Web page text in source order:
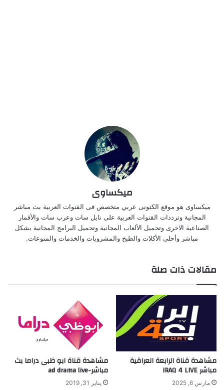
ميكساوى
ميكساوى هو موقع الكتونى عربي متخصص فى القنوات العربية بث مباشر
المجانية وترددات القنوات العربية على نايل سات وعرب سات والأقمار
الصناعية الاخرى وتحميل الألعاب المجانية وتحميل البرامج المجانية بشكل
مباشر وأحلى الأكلات والطبخ والمشروبات والخدمات والمنوعات.
مقالات ذات صلة
مشاهدة قناة الرابعة العراقية
مباشر IRAQ 4 LIVE
مارس 6, 2025
مشاهدة قناة ابو ظبى دراما بث
مباشر-ad drama live
يناير 31, 2019